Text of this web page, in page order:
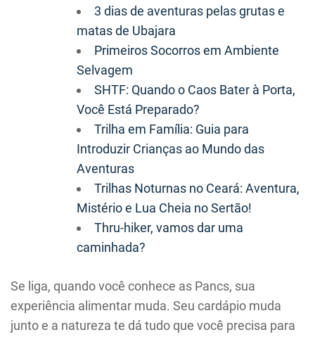
3 dias de aventuras pelas grutas e
matas de Ubajara
Primeiros Socorros em Ambiente
Selvagem
SHTF: Quando o Caos Bater à Porta,
Você Está Preparado?
Trilha em Família: Guia para
Introduzir Crianças ao Mundo das
Aventuras
Trilhas Noturnas no Ceará: Aventura,
Mistério e Lua Cheia no Sertão!
Thru-hiker, vamos dar uma
caminhada?
Se liga, quando você conhece as Pancs, sua
experiência alimentar muda. Seu cardápio muda
junto e a natureza te dá tudo que você precisa para